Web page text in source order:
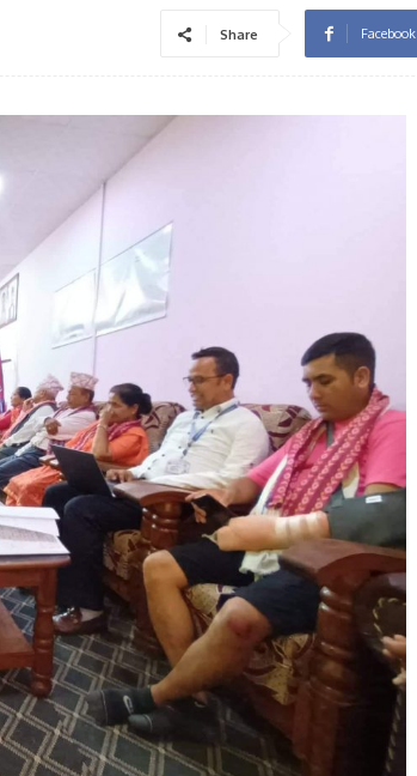
Share Facebook